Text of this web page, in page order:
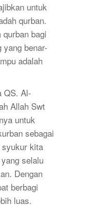
untuk
qurban.
bagi
yang benar-
adalah
QS. Al-
Allah Swt
untuk
sebagai
syukur kita
selalu
Dengan
berbagi
luas.